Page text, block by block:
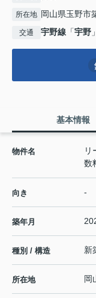
所在地 岡山県玉野市
交通 宇野線 「宇野
基本情報
物件名
リ
数
向き -
築年月
種別 / 構造 新
所在地 岡